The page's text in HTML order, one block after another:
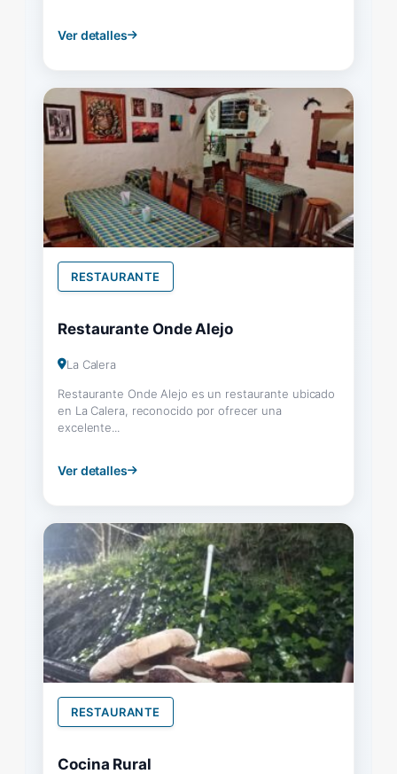
Ver detalles
RESTAURANTE
Restaurante Onde Alejo
La Calera
Restaurante Onde Alejo es un restaurante ubicado
en La Calera, reconocido por ofrecer una
excelente...
Ver detalles
RESTAURANTE
Cocina Rural